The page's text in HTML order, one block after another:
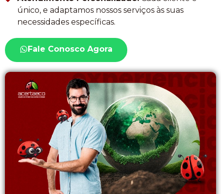
único, e adaptamos nossos serviços às suas
necessidades específicas.
Fale Conosco Agora